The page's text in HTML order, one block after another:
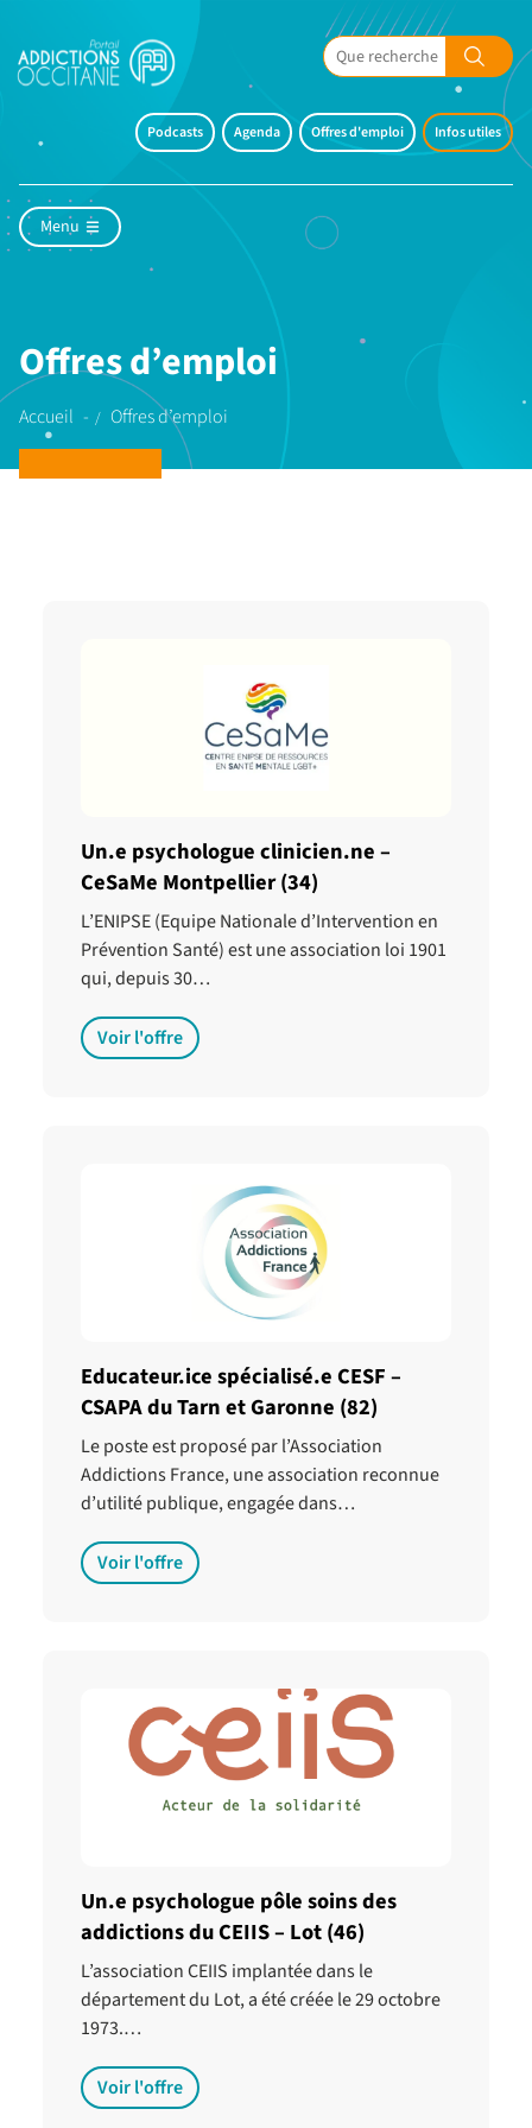
Podcasts Agenda Offres d'emploi Infos utiles
Menu
Offres d’emploi
Accueil Offres d’emploi
Un.e psychologue clinicien.ne –
CeSaMe Montpellier (34)
L’ENIPSE (Equipe Nationale d’Intervention en
Prévention Santé) est une association loi 1901
qui, depuis 30…
Voir l'offre
Educateur.ice spécialisé.e CESF –
CSAPA du Tarn et Garonne (82)
Le poste est proposé par l’Association
Addictions France, une association reconnue
d’utilité publique, engagée dans…
Voir l'offre
Un.e psychologue pôle soins des
addictions du CEIIS – Lot (46)
L’association CEIIS implantée dans le
département du Lot, a été créée le 29 octobre
1973.…
Voir l'offre